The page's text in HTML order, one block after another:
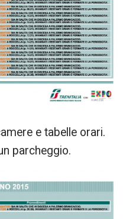
e tabelle orari.
parcheggio.